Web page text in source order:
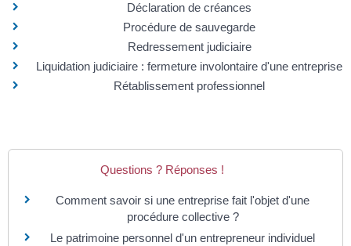
Déclaration de créances
Procédure de sauvegarde
Redressement judiciaire
Liquidation judiciaire : fermeture involontaire d'une entreprise
Rétablissement professionnel
Questions ? Réponses !
Comment savoir si une entreprise fait l'objet d'une
procédure collective ?
Le patrimoine personnel d'un entrepreneur individuel